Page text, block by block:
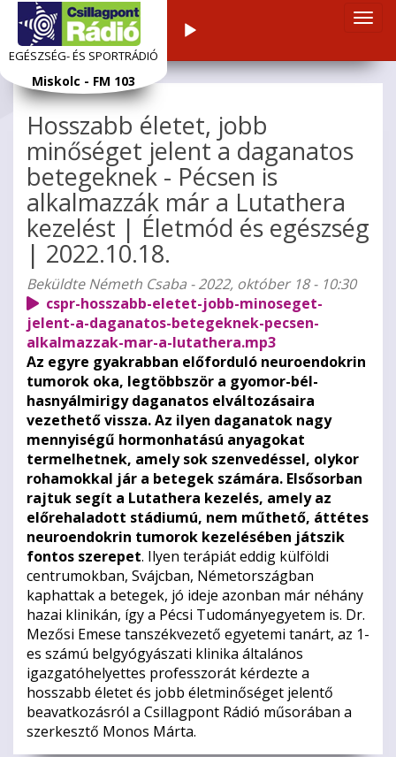
Ugrás
a
tartalomra
EGÉSZSÉG- ÉS SPORTRÁDIÓ
Miskolc - FM 103
Audiolejátszó
Hosszabb életet, jobb
minőséget jelent a daganatos
betegeknek - Pécsen is
alkalmazzák már a Lutathera
kezelést | Életmód és egészség
| 2022.10.18.
BeküldteNémeth Csaba - 2022, október 18 - 10:30
cspr-hosszabb-eletet-jobb-minoseget-
jelent-a-daganatos-betegeknek-pecsen-
alkalmazzak-mar-a-lutathera.mp3
Az egyre gyakrabban előforduló neuroendokrin
tumorok oka, legtöbbször a gyomor-bél-
hasnyálmirigy daganatos elváltozásaira
vezethető vissza. Az ilyen daganatok nagy
mennyiségű hormonhatású anyagokat
termelhetnek, amely sok szenvedéssel, olykor
rohamokkal jár a betegek számára. Elsősorban
rajtuk segít a Lutathera kezelés, amely az
előrehaladott stádiumú, nem műthető, áttétes
neuroendokrin tumorok kezelésében játszik
fontos szerepet. Ilyen terápiát eddig külföldi
centrumokban, Svájcban, Németországban
kaphattak a betegek, jó ideje azonban már néhány
hazai klinikán, így a Pécsi Tudományegyetem is. Dr.
Mezősi Emese tanszékvezető egyetemi tanárt, az 1-
es számú belgyógyászati klinika általános
igazgatóhelyettes professzorát kérdezte a
hosszabb életet és jobb életminőséget jelentő
beavatkozásról a Csillagpont Rádió műsorában a
szerkesztő Monos Márta.